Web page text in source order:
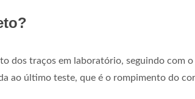
dos traços em laboratório, seguindo com o
ao último teste, que é o rompimento do